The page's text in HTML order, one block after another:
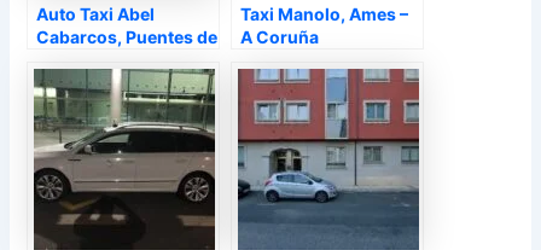
Auto Taxi Abel
Cabarcos, Puentes de
Coruña
Taxi Manolo, Ames –
A Coruña